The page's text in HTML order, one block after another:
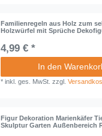
Familienregeln aus Holz zum
Holzwürfel mit Sprüche
4,99 € *
In den
*inkl. ges. MwSt. zzgl.
Figur Dekoration Marienkäfer
Skulptur Garten Außenbereich